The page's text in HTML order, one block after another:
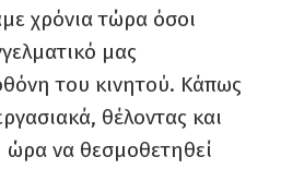
χρόνια τώρα όσοι
μας
του κινητού. Κάπως
θέλοντας και
να θεσμοθετηθεί